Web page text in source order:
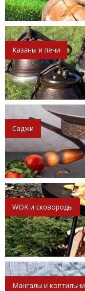
Казаны и печи
Саджи
WOK и сковороды
Мангалы и коптильни